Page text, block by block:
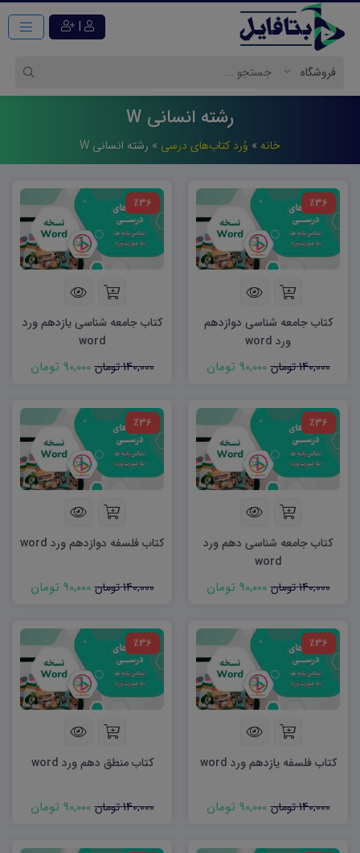
|
رشته انسانی W
خانه » وُرد کتاب‌های درسی » رشته انسانی W
٪36
کتاب جامعه شناسی دوازدهم
ورد word
140,000 تومان
90,000 تومان
٪36
کتاب جامعه شناسی یازدهم ورد
word
140,000 تومان
90,000 تومان
٪36
کتاب جامعه شناسی دهم ورد
word
140,000 تومان
90,000 تومان
٪36
کتاب فلسفه دوازدهم ورد word
140,000 تومان 90,000 تومان
٪36
کتاب فلسفه یازدهم ورد word
140,000 تومان 90,000 تومان
٪36
کتاب منطق دهم ورد word
140,000 تومان 90,000 تومان